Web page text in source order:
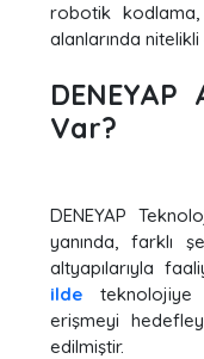
robotik
alanlarında
Var?
DENEYAP
yanında, farklı
altyapılarıyla
ilde
erişmeyi
edilmiştir.